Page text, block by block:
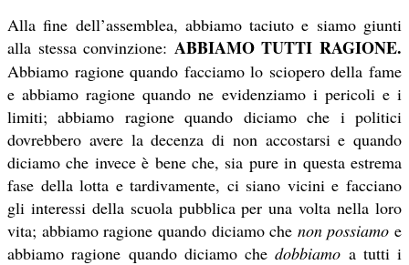
Alla fine dell’assemblea, abbiamo taciuto e siamo giunti
alla stessa convinzione: ABBIAMO TUTTI RAGIONE.
Abbiamo ragione quando facciamo lo sciopero della fame
e abbiamo ragione quando ne evidenziamo i pericoli e i
limiti; abbiamo ragione quando diciamo che i politici
dovrebbero avere la decenza di non accostarsi e quando
diciamo che invece è bene che, sia pure in questa estrema
fase della lotta e tardivamente, ci siano vicini e facciano
gli interessi della scuola pubblica per una volta nella loro
vita; abbiamo ragione quando diciamo che non possiamo e
abbiamo ragione quando diciamo che dobbiamo a tutti i